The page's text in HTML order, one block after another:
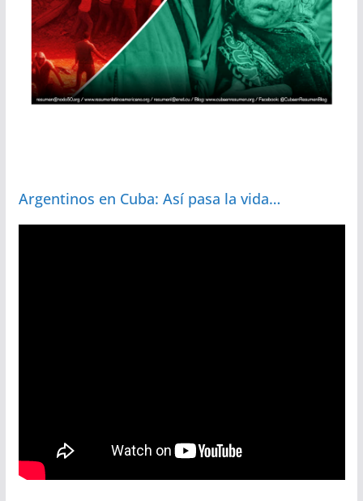
Argentinos en Cuba: Así pasa la vida…